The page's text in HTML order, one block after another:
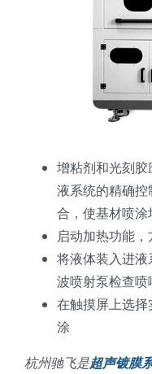
医疗器械技术科普
粉体行业技术科普
超声波喷涂原理
喷涂的影响因素
双进液
增粘剂和光刻
液系统的精确
合，使基材喷涂
启动加热功能，
将液体装入进
波喷射泵检查喷
在触摸屏上选
涂
杭州驰飞是超声镀膜